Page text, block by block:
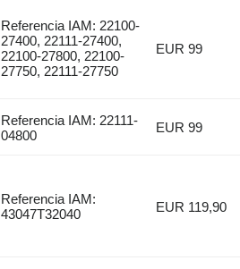
Referencia IAM: 22100-
27400, 22111-27400,
22100-27800, 22100-
27750, 22111-27750
EUR 99
Referencia IAM: 22111-
04800
EUR 99
Referencia IAM:
43047T32040
EUR 119,90